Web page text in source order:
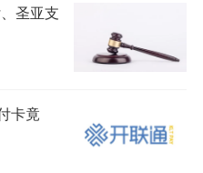
圣亚支
卡竟